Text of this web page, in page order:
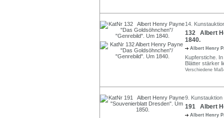
14.
132 Albert
1840.
Albert Henry
Kupferstiche.
Blätter stärker
Verschiedene
9.
191 Albert
Albert Henry